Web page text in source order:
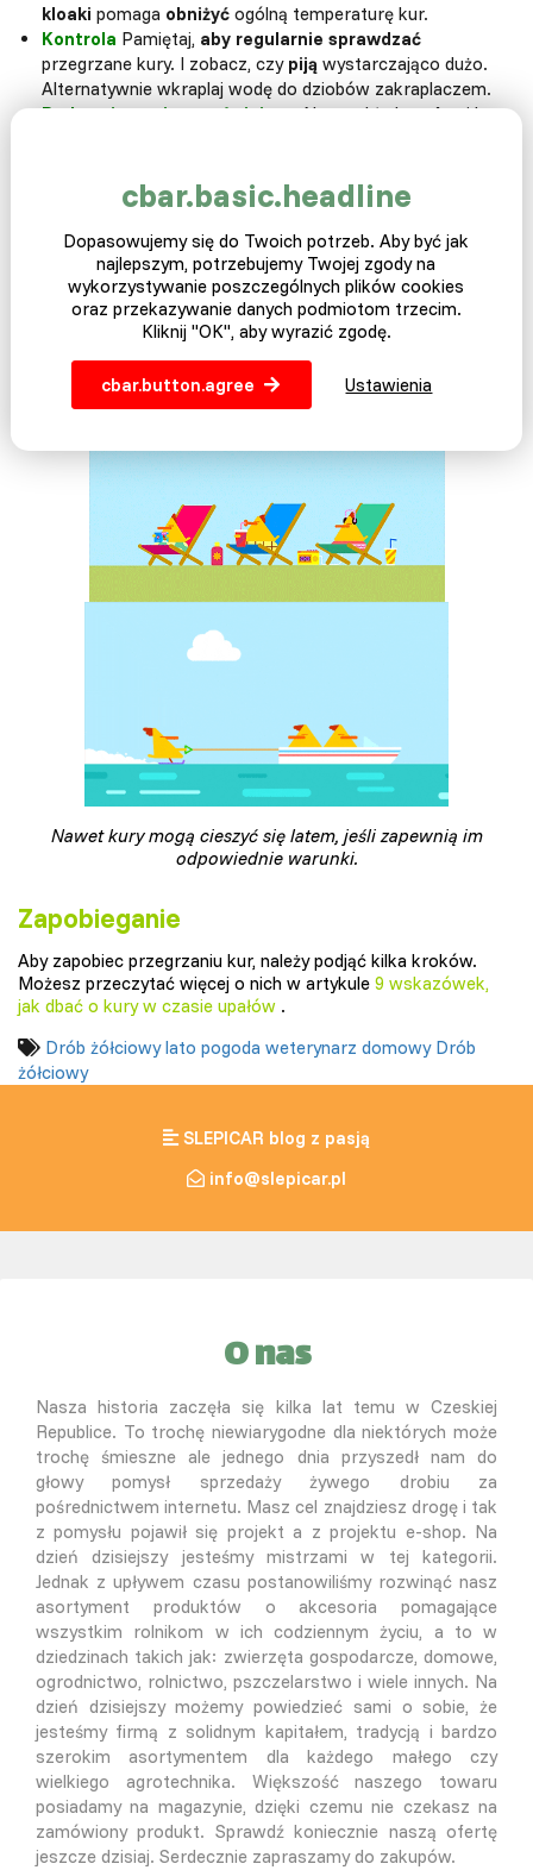
kloaki pomaga obniżyć ogólną temperaturę kur.
Kontrola Pamiętaj, aby regularnie sprawdzać
przegrzane kury. I zobacz, czy piją wystarczająco dużo.
Alternatywnie wkraplaj wodę do dziobów zakraplaczem.
Podawaj napoje orzeźwiające.Na przykład zaoferuj kury
Nawet kury mogą cieszyć się latem, jeśli zapewnią im
odpowiednie warunki.
Zapobieganie
Aby zapobiec przegrzaniu kur, należy podjąć kilka kroków.
Możesz przeczytać więcej o nich w artykule 9 wskazówek,
jak dbać o kury w czasie upałów .
Drób żółciowy lato pogoda weterynarz domowy Drób
żółciowy
SLEPICAR blog z pasją
info@slepicar.pl
O nas
Nasza historia zaczęła się kilka lat temu w Czeskiej
Republice. To trochę niewiarygodne dla niektórych może
trochę śmieszne ale jednego dnia przyszedł nam do
głowy pomysł sprzedaży żywego drobiu za
pośrednictwem internetu. Masz cel znajdziesz drogę i tak
z pomysłu pojawił się projekt a z projektu e-shop. Na
dzień dzisiejszy jesteśmy mistrzami w tej kategorii.
Jednak z upływem czasu postanowiliśmy rozwinąć nasz
asortyment produktów o akcesoria pomagające
wszystkim rolnikom w ich codziennym życiu, a to w
dziedzinach takich jak: zwierzęta gospodarcze, domowe,
ogrodnictwo, rolnictwo, pszczelarstwo i wiele innych. Na
dzień dzisiejszy możemy powiedzieć sami o sobie, że
jesteśmy firmą z solidnym kapitałem, tradycją i bardzo
szerokim asortymentem dla każdego małego czy
wielkiego agrotechnika. Większość naszego towaru
posiadamy na magazynie, dzięki czemu nie czekasz na
zamówiony produkt. Sprawdź koniecznie naszą ofertę
jeszcze dzisiaj. Serdecznie zapraszamy do zakupów.
cbar.basic.headline
Dopasowujemy się do Twoich potrzeb. Aby być jak
najlepszym, potrzebujemy Twojej zgody na
wykorzystywanie poszczególnych plików cookies
oraz przekazywanie danych podmiotom trzecim.
Kliknij "OK", aby wyrazić zgodę.
cbar.button.agree Ustawienia